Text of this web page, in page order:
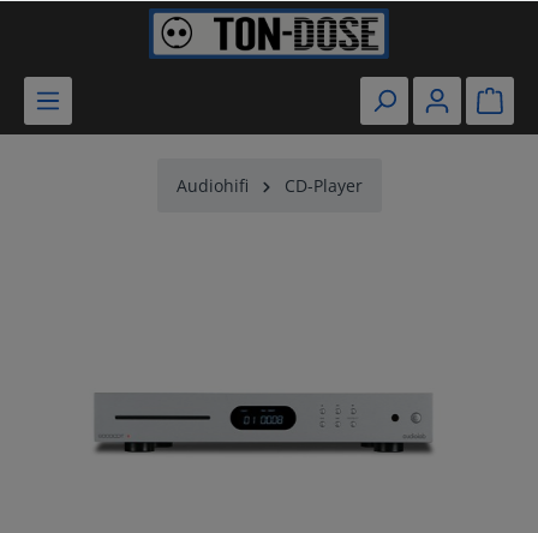
Audiohifi CD-Player